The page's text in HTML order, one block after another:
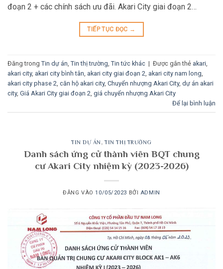
đoạn 2 + các chính sách ưu đãi. Akari City giai đoạn 2…
TIẾP TỤC ĐỌC →
Đăng trong Tin dự án Tin thị trường Tin tức khác | Được gắn thẻ akari
akari city, akari city bình tân akari city giai đoạn 2 akari city nam long
akari city phase 2 căn hộ akari city, Chuyển nhượng Akari City, dự án akari
city, Giá Akari City giai đoạn 2 giá chuyển nhượng Akari City
Để lại bình luận
TIN DỰ ÁN ,TIN THỊ TRƯỜNG
Danh sách ứng cử thành viên BQT chung
cư Akari City nhiệm kỳ (2023-2026)
ĐĂNG VÀO10/05/2023 BỞI ADMIN